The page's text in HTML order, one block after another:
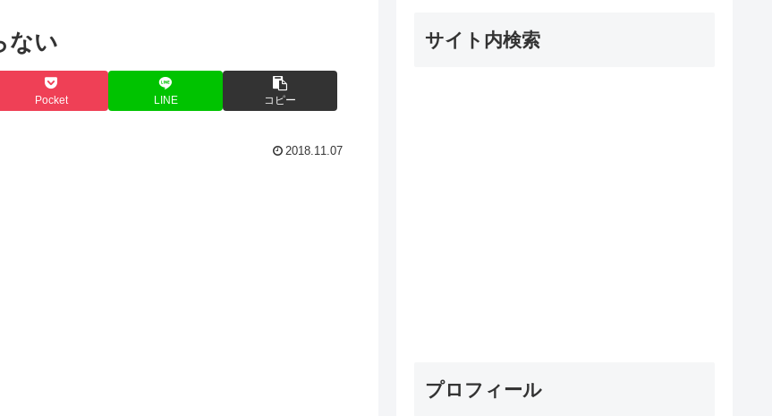
ない
Pocket LINE コピー
2018.11.07
サイト内検索
プロフィール